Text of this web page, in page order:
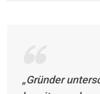
„Gründer